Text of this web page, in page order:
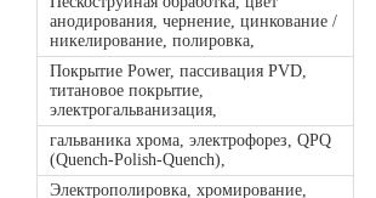
анодирования, чернение, цинкование /
никелирование, полировка,
Покрытие Power, пассивация PVD,
титановое покрытие,
электрогальванизация,
гальваника хрома, электрофорез, QPQ
(Quench-Polish-Quench),
Электрополировка, хромирование,